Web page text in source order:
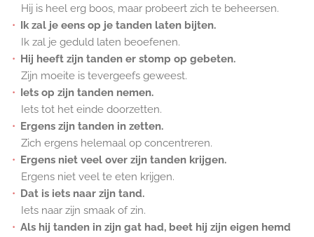
Hij is heel erg boos, maar probeert zich te beheersen.
Ik zal je eens op je tanden laten bijten.
Ik zal je geduld laten beoefenen.
Hij heeft zijn tanden er stomp op gebeten.
Zijn moeite is tevergeefs geweest.
Iets op zijn tanden nemen.
Iets tot het einde doorzetten.
Ergens zijn tanden in zetten.
Zich ergens helemaal op concentreren.
Ergens niet veel over zijn tanden krijgen.
Ergens niet veel te eten krijgen.
Dat is iets naar zijn tand.
Iets naar zijn smaak of zin.
Als hij tanden in zijn gat had, beet hij zijn eigen hemd